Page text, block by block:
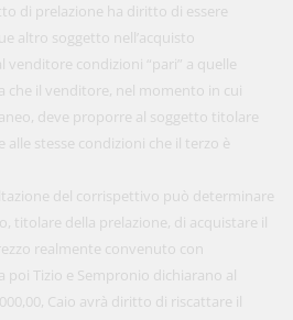
di prelazione ha diritto di essere
altro soggetto nell’acquisto
venditore condizioni “pari” a quelle
che il venditore, nel momento in cui
deve proporre al soggetto titolare
stesse condizioni che il terzo è
del corrispettivo può determinare
titolare della prelazione, di acquistare il
realmente convenuto con
poi Tizio e Sempronio dichiarano al
Caio avrà diritto di riscattare il